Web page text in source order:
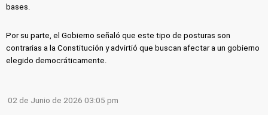
bases.
Por su parte, el Gobierno señaló que este tipo de posturas son
contrarias a la Constitución y advirtió que buscan afectar a un gobierno
elegido democráticamente.
02 de Junio de 2026 03:05 pm